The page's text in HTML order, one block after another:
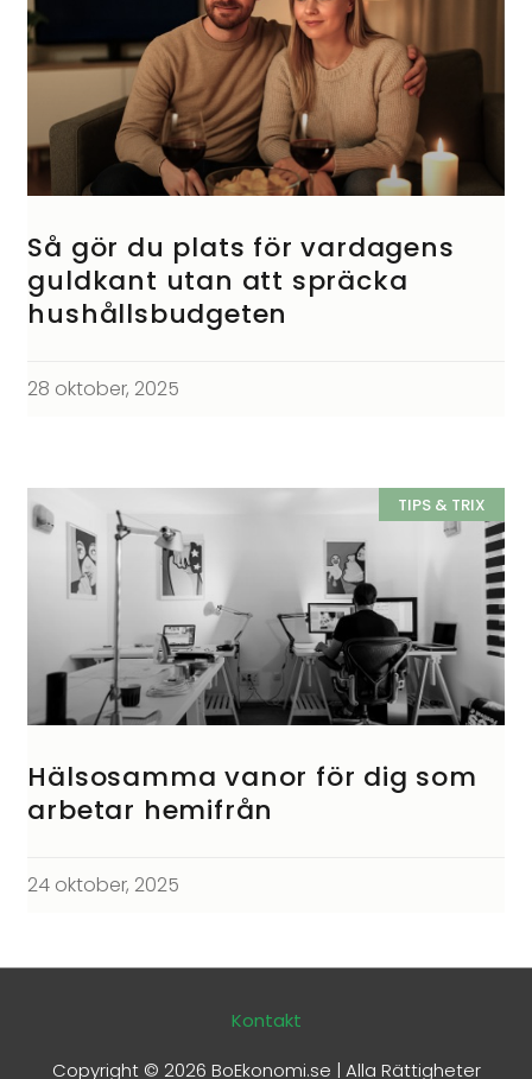
Så gör du plats för vardagens
guldkant utan att spräcka
hushållsbudgeten
28 oktober, 2025
TIPS & TRIX
Hälsosamma vanor för dig som
arbetar hemifrån
24 oktober, 2025
Kontakt
Copyright © 2026 BoEkonomi.se | Alla Rättigheter